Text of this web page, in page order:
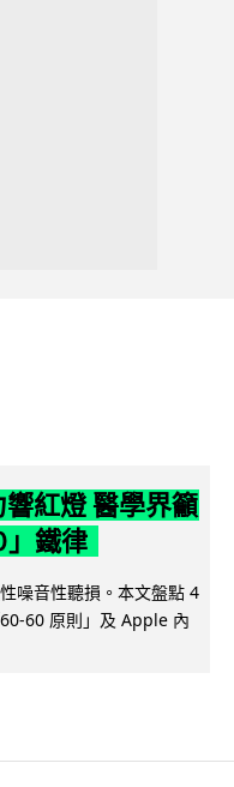
紅燈 醫學界籲
鐵律
噪音性聽損。本文盤點 4
60 原則」及 Apple 內